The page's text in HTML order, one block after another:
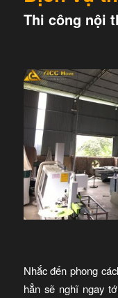
Thi công nội
Nhắc đến phong
hẳn sẽ nghĩ ngay